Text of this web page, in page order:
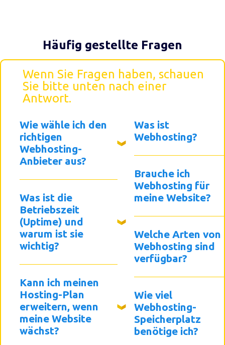
Häufig gestellte Fragen
Wenn Sie Fragen haben, schauen
Sie bitte unten nach einer
Antwort.
Wie wähle ich den
richtigen
Webhosting-
Anbieter aus?
Was ist die
Betriebszeit
(Uptime) und
warum ist sie
wichtig?
Kann ich meinen
Hosting-Plan
erweitern, wenn
meine Website
wächst?
Was ist
Webhosting?
Brauche ich
Webhosting für
meine Website?
Welche Arten von
Webhosting sind
verfügbar?
Wie viel
Webhosting-
Speicherplatz
benötige ich?